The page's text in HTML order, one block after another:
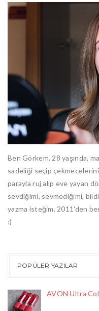
Ben Görkem. 28 yaşında,
sadeliği seçip
parayla ruj alıp eve yayan
sevdiğimi, sevmediğimi,
yazma isteğim. 2011'den
:)
POPÜLER YAZILAR
AVON Ultra